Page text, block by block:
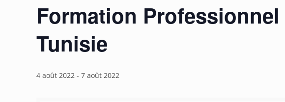
Formation
Tunisie
4 août 2022 -7 août 2022